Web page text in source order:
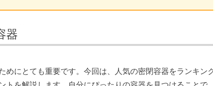
器
めにとても重要です。今回は、人気の密閉容器をランキン